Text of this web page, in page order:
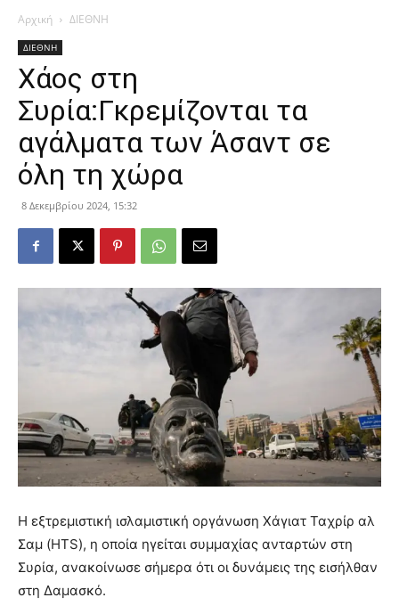
Αρχική ΔΙΕΘΝΗ
ΔΙΕΘΝΗ
Χάος στη
Συρία:Γκρεμίζονται τα
αγάλματα των Άσαντ σε
όλη τη χώρα
8 Δεκεμβρίου 2024, 15:32
Η εξτρεμιστική ισλαμιστική οργάνωση Χάγιατ Ταχρίρ αλ
Σαμ (HTS), η οποία ηγείται συμμαχίας ανταρτών στη
Συρία, ανακοίνωσε σήμερα ότι οι δυνάμεις της εισήλθαν
στη Δαμασκό.